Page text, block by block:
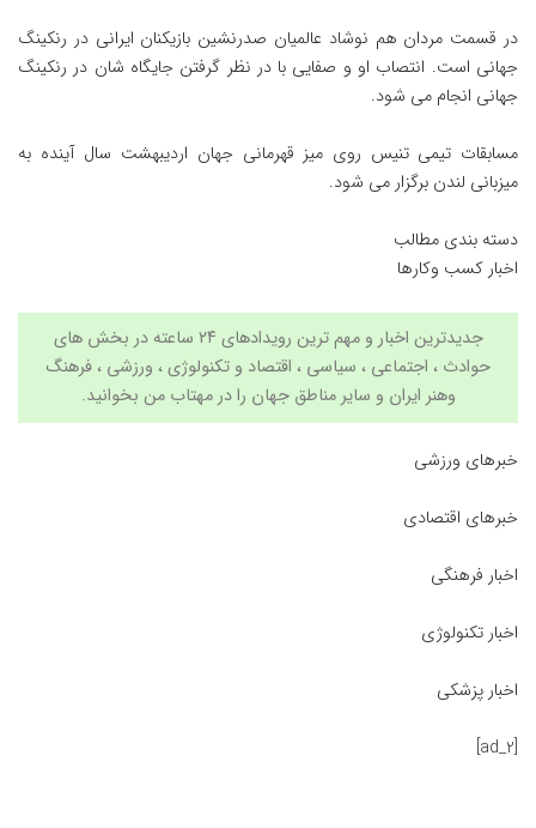
در قسمت مردان هم نوشاد عالمیان صدرنشین بازیکنان ایرانی در رنکینگ
جهانی است. انتصاب او و صفایی با در نظر گرفتن جایگاه شان در رنکینگ
جهانی انجام می شود.
مسابقات تیمی تنیس روی میز قهرمانی جهان اردیبهشت سال آینده به
میزبانی لندن برگزار می شود.
دسته بندی مطالب
اخبار کسب وکارها
جدیدترین اخبار و مهم ترین رویدادهای ۲۴ ساعته در بخش های
حوادث ، اجتماعی ، سیاسی ، اقتصاد و تکنولوژی، ورزشی ، فرهنگ
وهنر ایران و سایر مناطق جهان را درمهتاب من بخوانید.
خبرهای ورزشی
خبرهای اقتصادی
اخبار فرهنگی
اخبار تکنولوژی
اخبار پزشکی
[ad_2]